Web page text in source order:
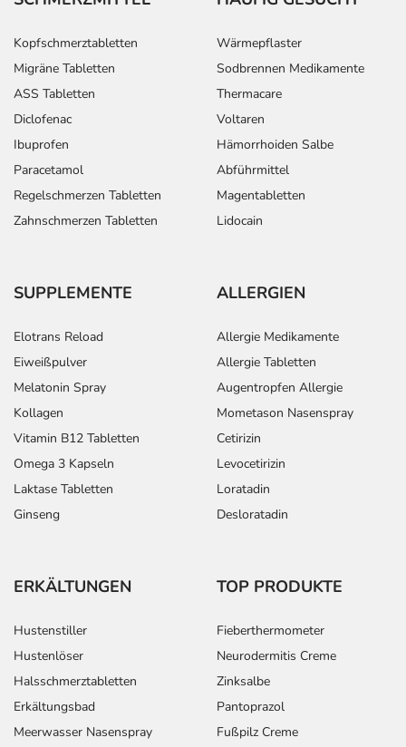
Kopfschmerztabletten
Migräne Tabletten
ASS Tabletten
Diclofenac
Ibuprofen
Paracetamol
Regelschmerzen Tabletten
Zahnschmerzen Tabletten
Wärmepflaster
Sodbrennen Medikamente
Thermacare
Voltaren
Hämorrhoiden Salbe
Abführmittel
Magentabletten
Lidocain
SUPPLEMENTE
Elotrans Reload
Eiweißpulver
Melatonin Spray
Kollagen
Vitamin B12 Tabletten
Omega 3 Kapseln
Laktase Tabletten
Ginseng
ALLERGIEN
Allergie Medikamente
Allergie Tabletten
Augentropfen Allergie
Mometason Nasenspray
Cetirizin
Levocetirizin
Loratadin
Desloratadin
ERKÄLTUNGEN
Hustenstiller
Hustenlöser
Halsschmerztabletten
Erkältungsbad
Meerwasser Nasenspray
TOP PRODUKTE
Fieberthermometer
Neurodermitis Creme
Zinksalbe
Pantoprazol
Fußpilz Creme